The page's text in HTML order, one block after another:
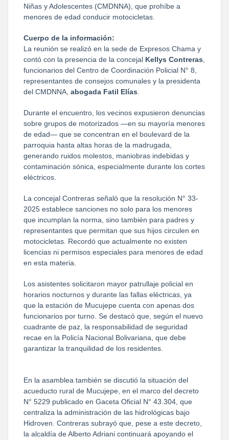
Niñas y Adolescentes (CMDNNA), que prohíbe a
menores de edad conducir motocicletas.
Cuerpo de la información:
La reunión se realizó en la sede de Expresos Chama y
contó con la presencia de la concejal Kellys Contreras,
funcionarios del Centro de Coordinación Policial N° 8,
representantes de consejos comunales y la presidenta
del CMDNNA, abogada Fatil Elías.
Durante el encuentro, los vecinos expusieron denuncias
sobre grupos de motorizados —en su mayoría menores
de edad— que se concentran en el boulevard de la
parroquia hasta altas horas de la madrugada,
generando ruidos molestos, maniobras indebidas y
contaminación sónica, especialmente durante los cortes
eléctricos.
La concejal Contreras señaló que la resolución N° 33-
2025 establece sanciones no solo para los menores
que incumplan la norma, sino también para padres y
representantes que permitan que sus hijos circulen en
motocicletas. Recordó que actualmente no existen
licencias ni permisos especiales para menores de edad
en esta materia.
Los asistentes solicitaron mayor patrullaje policial en
horarios nocturnos y durante las fallas eléctricas, ya
que la estación de Mucujepe cuenta con apenas dos
funcionarios por turno. Se destacó que, según el nuevo
cuadrante de paz, la responsabilidad de seguridad
recae en la Policía Nacional Bolivariana, que debe
garantizar la tranquilidad de los residentes.
En la asamblea también se discutió la situación del
acueducto rural de Mucujepe, en el marco del decreto
N° 5229 publicado en Gaceta Oficial N° 43.304, que
centraliza la administración de las hidrológicas bajo
Hidroven. Contreras subrayó que, pese a este decreto,
la alcaldía de Alberto Adriani continuará apoyando el